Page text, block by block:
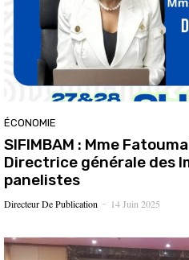
ÉCONOMIE
SIFIMBAM : Mme
Directrice générale des
panelistes
Directeur De Publication - 14 Juin 2025